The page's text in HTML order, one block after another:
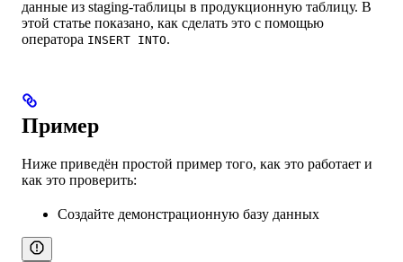
данные из staging-таблицы в продукционную таблицу. В
этой статье показано, как сделать это с помощью
оператора INSERT INTO.
Пример
Ниже приведён простой пример того, как это работает и
как это проверить:
Создайте демонстрационную базу данных